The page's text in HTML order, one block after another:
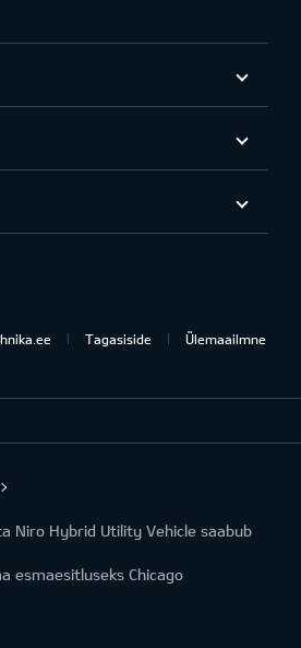
Tagasiside Ülemaailmne
Niro Hybrid Utility Vehicle saabub
esmaesitluseks Chicago